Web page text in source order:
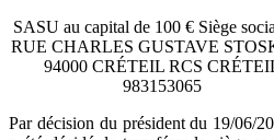
SASU au capital de 100 € Siège
RUE CHARLES GUSTAVE
94000 CRÉTEIL RCS
983153065
Par décision du président du 19/06/